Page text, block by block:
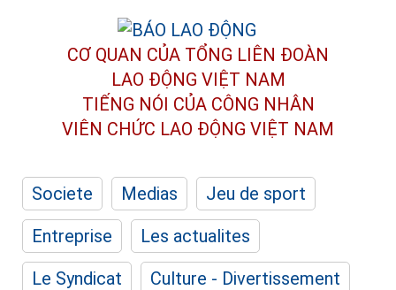
CƠ QUAN CỦA TỔNG LIÊN ĐOÀN
LAO ĐỘNG VIỆT NAM
TIẾNG NÓI CỦA CÔNG NHÂN
VIÊN CHỨC LAO ĐỘNG VIỆT NAM
Societe Medias
Jeu de sport
Entreprise
Les actualites
Le Syndicat
Culture - Divertissement